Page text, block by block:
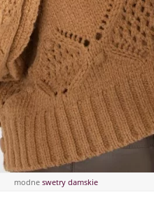
modne swetry damskie